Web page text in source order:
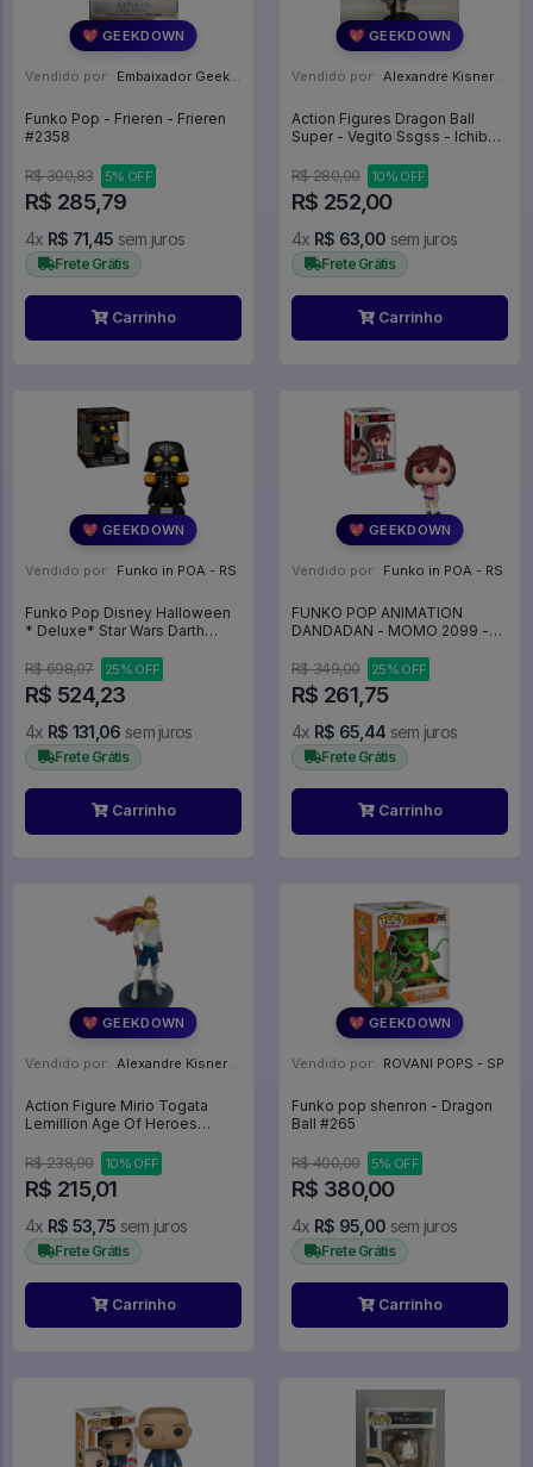
💖 GEEKDOWN
Vendido por: Embaixador Geek - SP
Funko Pop - Frieren - Frieren
#2358
R$ 300,83 5% OFF
R$ 285,79
4x R$ 71,45 sem juros
Frete Grátis
Carrinho
💖 GEEKDOWN
Vendido por: Alexandre Kisner - PR
Action Figures Dragon Ball
Super - Vegito Ssgss - Ichiban
R$ 280,00
10% OFF
R$ 252,00
4x R$ 63,00 sem juros
Frete Grátis
Carrinho
💖 GEEKDOWN
Vendido por: Funko in POA - RS
Funko Pop Disney Halloween
* Deluxe* Star Wars Darth
#727
R$ 698,97 25% OFF
R$ 524,23
4x R$ 131,06 sem juros
Frete Grátis
Carrinho
💖 GEEKDOWN
Vendido por: Funko in POA - RS
FUNKO POP ANIMATION
DANDADAN - MOMO 2099 -
R$ 349,00
25% OFF
R$ 261,75
4x R$ 65,44 sem juros
Frete Grátis
Carrinho
💖 GEEKDOWN
Vendido por: Alexandre Kisner - PR
Action Figure Mirio Togata
Lemillion Age Of Heroes
Academia
R$ 238,90 10% OFF
R$ 215,01
4x R$ 53,75 sem juros
Frete Grátis
Carrinho
💖 GEEKDOWN
Vendido por: ROVANI POPS - SP
Funko pop shenron - Dragon
Ball #265
R$ 400,00 5% OFF
R$ 380,00
4x R$ 95,00 sem juros
Frete Grátis
Carrinho